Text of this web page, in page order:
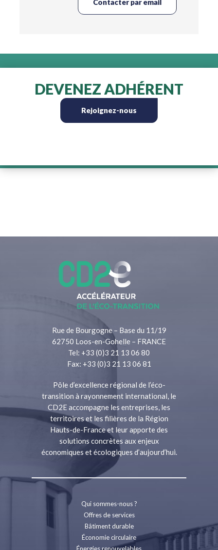
Contacter par email
DEVENEZ ADHÉRENT
Rejoignez-nous
Rue de Bourgogne – Base du 11/19
62750 Loos-en-Gohelle – FRANCE
Tel: +33 (0)3 21 13 06 80
Fax: +33 (0)3 21 13 06 81
Pôle d’excellence régional de l’éco-
transition à rayonnement international, le
CD2E accompagne les entreprises, les
territoires et les filières de la Région
Hauts-de-France et leur apporte des
solutions concrètes aux enjeux
économiques et écologiques d’aujourd’hui.
Qui sommes-nous ?
Offres de services
Bâtiment durable
Économie circulaire